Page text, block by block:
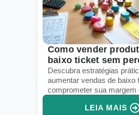
Como vender
baixo ticket sem
margem
Descubra estratégias
aumentar vendas de baixo
comprometer sua margem
LEIA MAIS